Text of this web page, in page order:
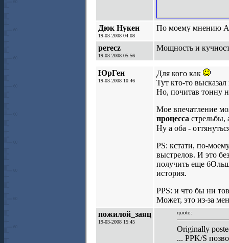
Дюк Нукен
19-03-2008 04:08
По моему мнению
perecz
19-03-2008 05:56
Мощность и
ЮрГен
19-03-2008 10:46
Для кого как
Тут кто-то
Но, почитав тонну
Мое впечатление
процесса
Ну а оба -
PS: кстати, по-
выстрелов. И это
получить еще
история.
PPS: и что бы ни
Может, это из-за
пожилой_заяц
19-03-2008 15:45
quote:
Originally
... PPK/S